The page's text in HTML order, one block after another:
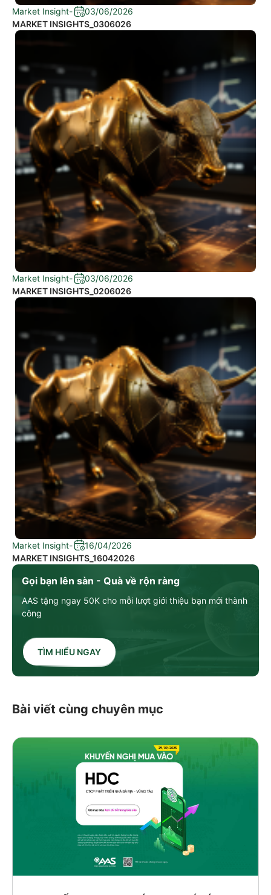
Gọi bạn lên sàn - Quà về rộn ràng
AAS tặng ngay 50K cho mỗi lượt giới thiệu bạn mới thành
công
TÌM HIỂU NGAY
Market Insight-
03/06/2026
MARKET INSIGHTS_0306026
Market Insight-
03/06/2026
MARKET INSIGHTS_0206026
Market Insight-
16/04/2026
MARKET INSIGHTS_16042026
Bài viết cùng chuyên mục